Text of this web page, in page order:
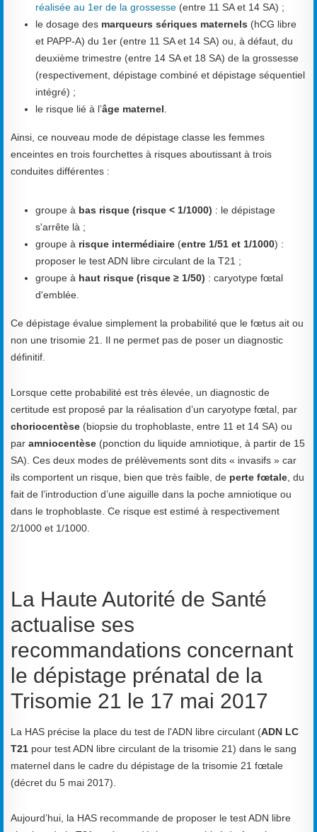
réalisée au 1er de la grossesse (entre 11 SA et 14 SA) ;
le dosage des marqueurs sériques maternels (hCG libre
et PAPP-A) du 1er (entre 11 SA et 14 SA) ou, à défaut, du
deuxième trimestre (entre 14 SA et 18 SA) de la grossesse
(respectivement, dépistage combiné et dépistage séquentiel
intégré) ;
le risque lié à l’âge maternel
Ainsi, ce nouveau mode de dépistage classe les femmes
enceintes en trois fourchettes à risques aboutissant à trois
conduites différentes :
groupe à bas risque (risque < 1/1000) : le dépistage
s'arrête là ;
groupe à risque intermédiaire (entre 1/51 et 1/1000) :
proposer le test ADN libre circulant de la T21 ;
groupe à haut risque (risque ≥ 1/50) : caryotype fœtal
d'emblée.
Ce dépistage évalue simplement la probabilité que le fœtus ait ou
non une trisomie 21. Il ne permet pas de poser un diagnostic
définitif.
Lorsque cette probabilité est très élevée, un diagnostic de
certitude est proposé par la réalisation d’un caryotype fœtal, par
choriocentèse (biopsie du trophoblaste, entre 11 et 14 SA) ou
par amniocentèse (ponction du liquide amniotique, à partir de 15
SA). Ces deux modes de prélèvements sont dits « invasifs » car
ils comportent un risque, bien que très faible, de perte fœtale , du
fait de l’introduction d’une aiguille dans la poche amniotique ou
dans le trophoblaste. Ce risque est estimé à respectivement
2/1000 et 1/1000.
La Haute Autorité de Santé
actualise ses
recommandations concernant
le dépistage prénatal de la
Trisomie 21 le 17 mai 2017
La HAS précise la place du test de l'ADN libre circulant (ADN LC
T21 pour test ADN libre circulant de la trisomie 21) dans le sang
maternel dans le cadre du dépistage de la trisomie 21 fœtale
(décret du 5 mai 2017).
Aujourd’hui, la HAS recommande de proposer le test ADN libre